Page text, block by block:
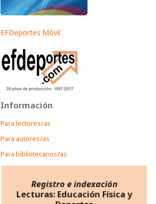
EFDeportes Móvil
Información
Para lectores/as
Para autores/as
Para bibliotecarios/as
Registro e indexación
Lecturas: Educación Física y